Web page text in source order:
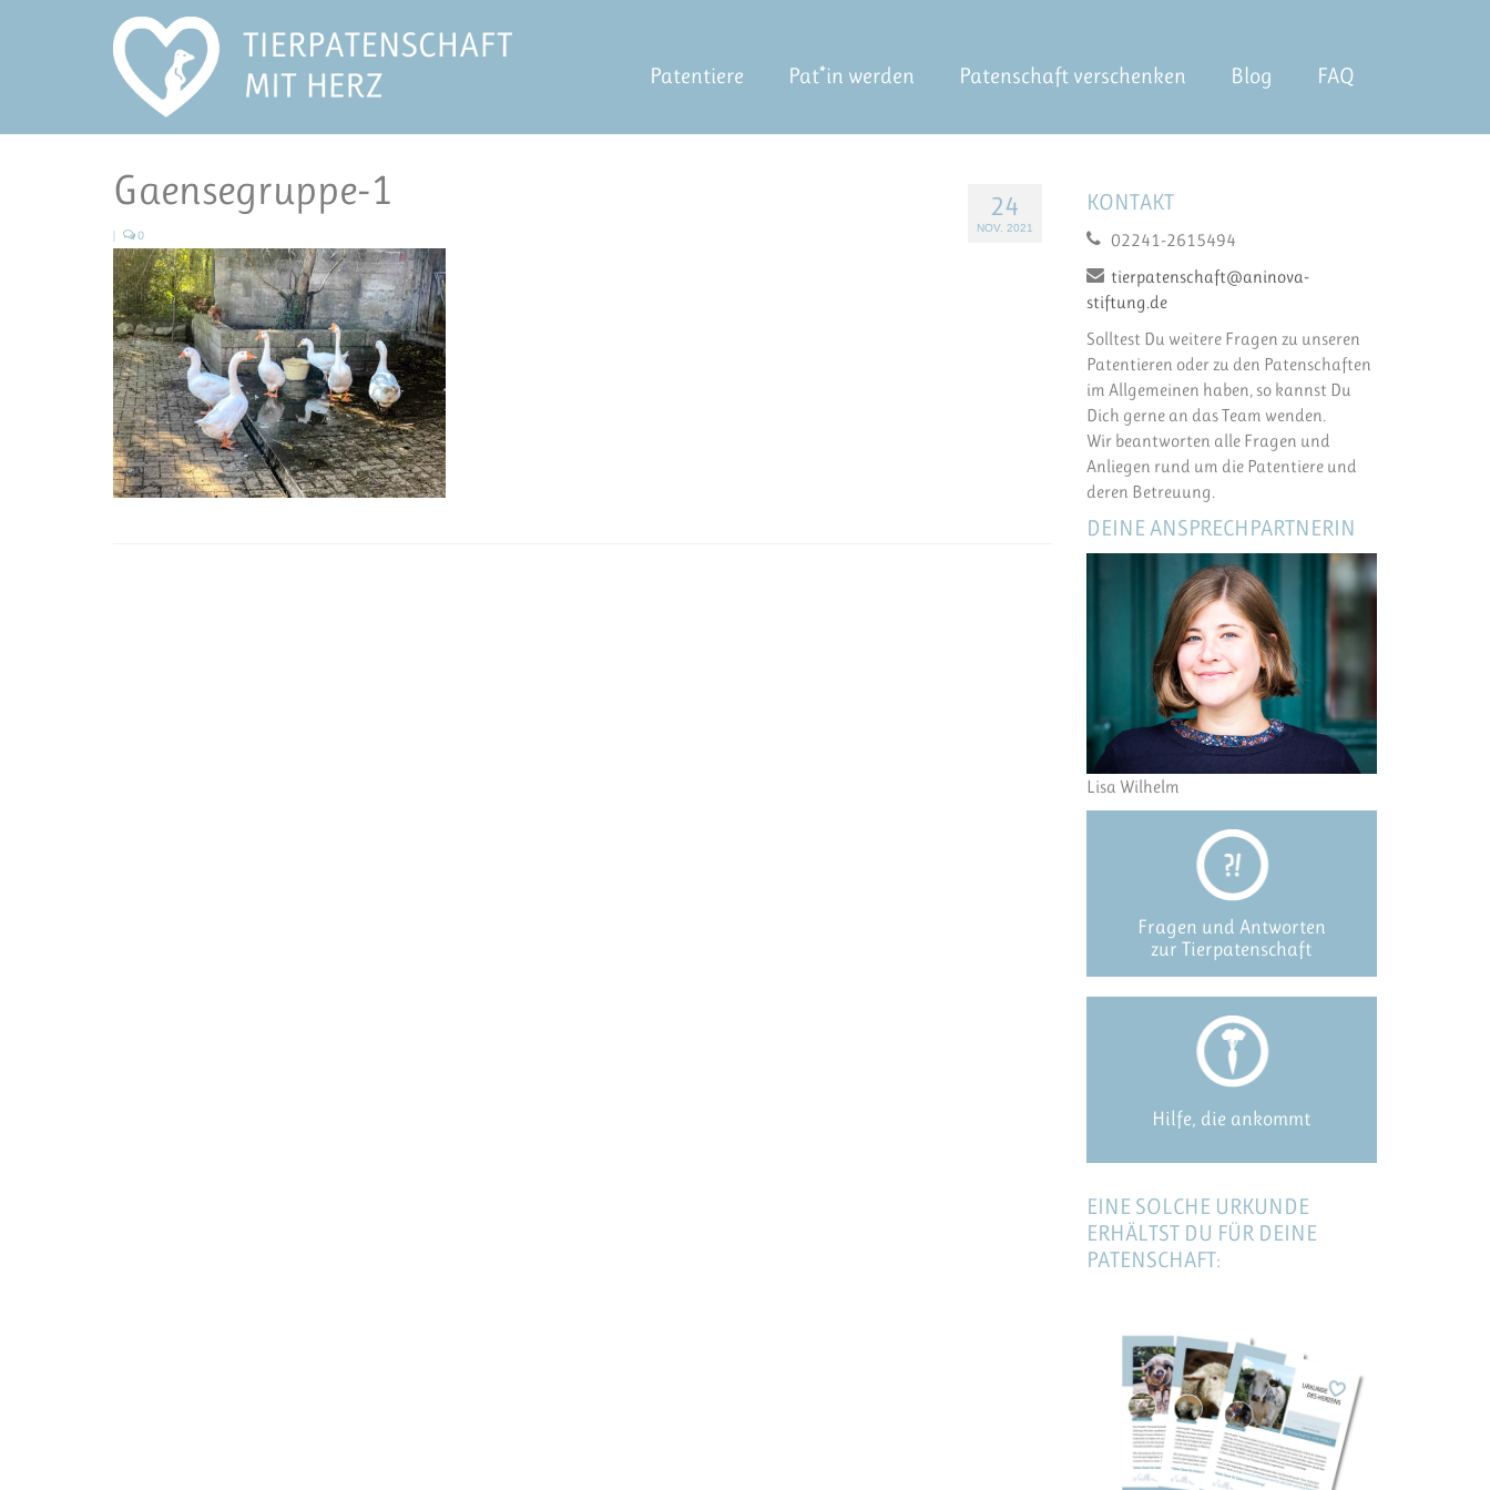
Patentiere Pat*in werden Patenschaft verschenken Blog FAQ
24
NOV. 2021
Gaensegruppe-1
0
KONTAKT
02241-2615494
tierpatenschaft@aninova-
stiftung.de
Solltest Du weitere Fragen zu unseren
Patentieren oder zu den Patenschaften
im Allgemeinen haben, so kannst Du
Dich gerne an das Team wenden.
Wir beantworten alle Fragen und
Anliegen rund um die Patentiere und
deren Betreuung.
DEINE ANSPRECHPARTNERIN
Lisa Wilhelm
Fragen und Antworten
zur Tierpatenschaft
Hilfe, die ankommt
EINE SOLCHE URKUNDE
ERHÄLTST DU FÜR DEINE
PATENSCHAFT: